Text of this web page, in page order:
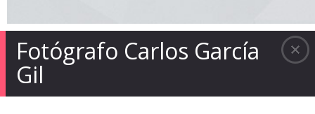
Fotógrafo Carlos García
Gil